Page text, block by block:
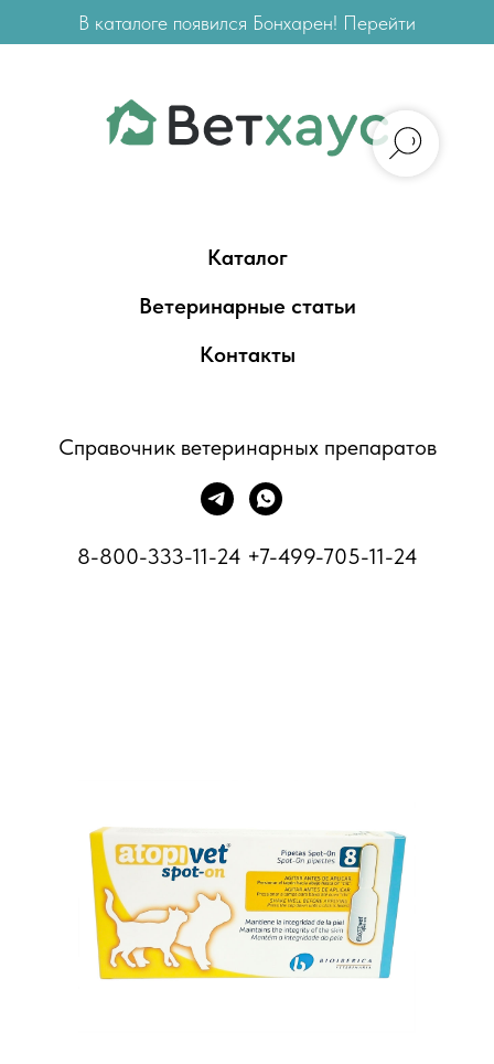
В каталоге появился Бонхарен! Перейти
Каталог
Ветеринарные статьи
Контакты
Справочник ветеринарных препаратов
8-800-333-11-24 +7-499-705-11-24